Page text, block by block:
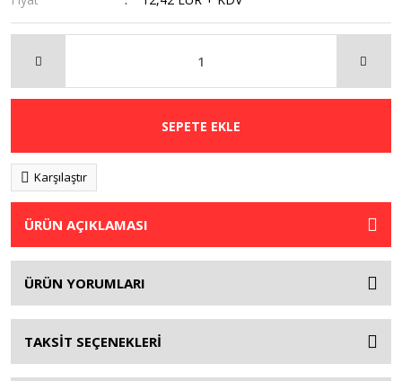
SEPETE EKLE
Karşılaştır
ÜRÜN AÇIKLAMASI
ÜRÜN YORUMLARI
TAKSİT SEÇENEKLERİ